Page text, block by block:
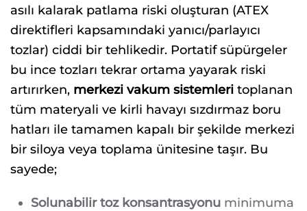
asılı kalarak patlama riski oluşturan (ATEX
direktifleri kapsamındaki yanıcı/parlayıcı
tozlar) ciddi bir tehlikedir. Portatif süpürgeler
bu ince tozları tekrar ortama yayarak riski
artırırken, merkezi vakum sistemleri toplanan
tüm materyali ve kirli havayı sızdırmaz boru
hatları ile tamamen kapalı bir şekilde merkezi
bir siloya veya toplama ünitesine taşır. Bu
sayede;
Solunabilir toz konsantrasyonu minimuma